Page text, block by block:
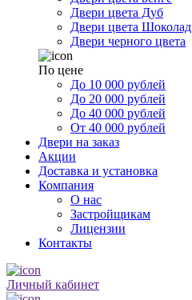
Двери цвета Дуб
Двери цвета Шоколад
Двери черного цвета
По цене
До 10 000 рублей
До 20 000 рублей
До 40 000 рублей
От 40 000 рублей
Двери на заказ
Акции
Доставка и установка
Компания
О нас
Застройщикам
Лицензии
Контакты
Личный кабинет